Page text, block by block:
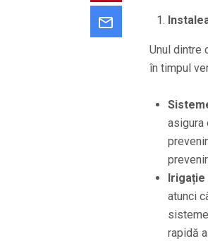
Unul dintre
în timpul
asigura
Irigație
atunci
rapidă